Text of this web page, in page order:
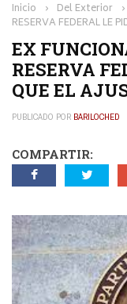
Inicio › Del Exterior ›
RESERVA FEDERAL LE
EX
RESERVA
QUE EL
PUBLICADO POR BARILOCHED
COMPARTIR: